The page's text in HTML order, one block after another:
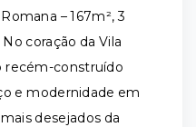
– 167m², 3
coração da Vila
recém-construído
e modernidade em
desejados da